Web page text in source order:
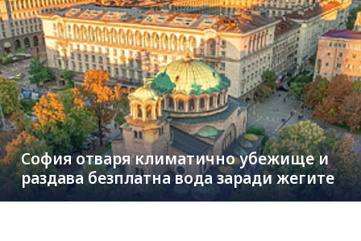
София отваря климатично убежище и
раздава безплатна вода заради жегите